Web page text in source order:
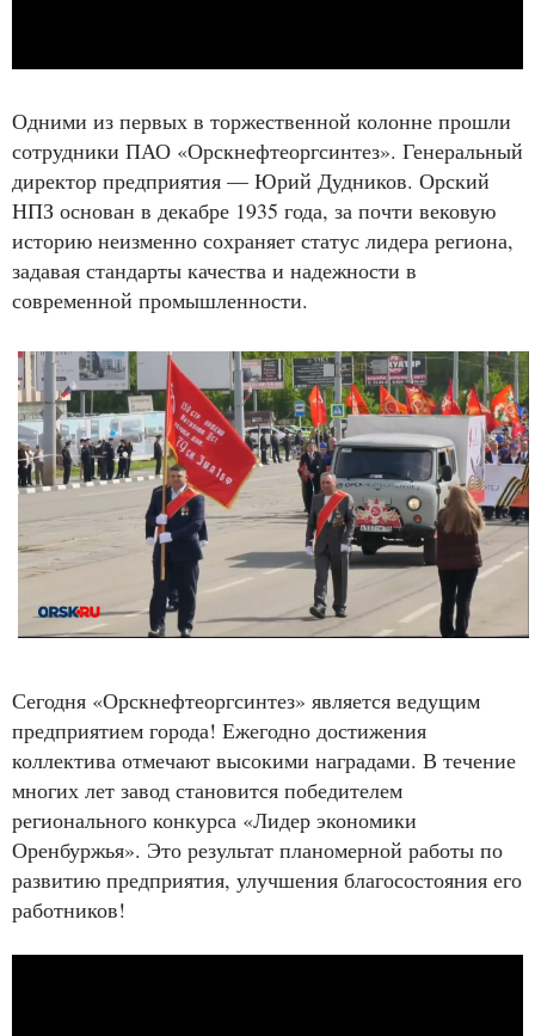
Одними из первых в торжественной колонне прошли
сотрудники ПАО «Орскнефтеоргсинтез». Генеральный
директор предприятия — Юрий Дудников. Орский
НПЗ основан в декабре 1935 года, за почти вековую
историю неизменно сохраняет статус лидера региона,
задавая стандарты качества и надежности в
современной промышленности.
Сегодня «Орскнефтеоргсинтез» является ведущим
предприятием города! Ежегодно достижения
коллектива отмечают высокими наградами. В течение
многих лет завод становится победителем
регионального конкурса «Лидер экономики
Оренбуржья». Это результат планомерной работы по
развитию предприятия, улучшения благосостояния его
работников!